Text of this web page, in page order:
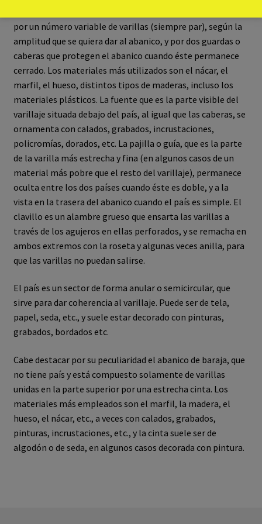
por un número variable de varillas (siempre par), según la
amplitud que se quiera dar al abanico, y por dos guardas o
caberas que protegen el abanico cuando éste permanece
cerrado. Los materiales más utilizados son el nácar, el
marfil, el hueso, distintos tipos de maderas, incluso los
materiales plásticos. La fuente que es la parte visible del
varillaje situada debajo del país, al igual que las caberas, se
ornamenta con calados, grabados, incrustaciones,
policromías, dorados, etc. La pajilla o guía, que es la parte
de la varilla más estrecha y fina (en algunos casos de un
material más pobre que el resto del varillaje), permanece
oculta entre los dos países cuando éste es doble, y a la
vista en la trasera del abanico cuando el país es simple. El
clavillo es un alambre grueso que ensarta las varillas a
través de los agujeros en ellas perforados, y se remacha en
ambos extremos con la roseta y algunas veces anilla, para
que las varillas no puedan salirse.
El país es un sector de forma anular o semicircular, que
sirve para dar coherencia al varillaje. Puede ser de tela,
papel, seda, etc., y suele estar decorado con pinturas,
grabados, bordados etc.
Cabe destacar por su peculiaridad el abanico de baraja, que
no tiene país y está compuesto solamente de varillas
unidas en la parte superior por una estrecha cinta. Los
materiales más empleados son el marfil, la madera, el
hueso, el nácar, etc., a veces con calados, grabados,
pinturas, incrustaciones, etc., y la cinta suele ser de
algodón o de seda, en algunos casos decorada con pintura.